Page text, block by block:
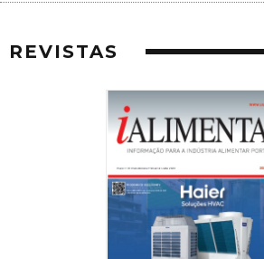
REVISTAS